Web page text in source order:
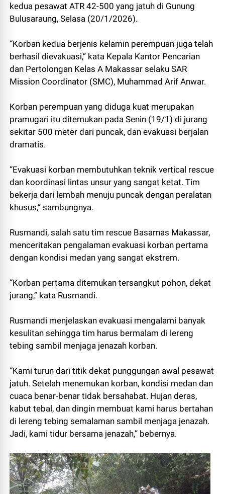
kedua pesawat ATR 42-500 yang jatuh di Gunung
Bulusaraung, Selasa (20/1/2026).
“Korban kedua berjenis kelamin perempuan juga telah
berhasil dievakuasi,” kata Kepala Kantor Pencarian
dan Pertolongan Kelas A Makassar selaku SAR
Mission Coordinator (SMC), Muhammad Arif Anwar.
Korban perempuan yang diduga kuat merupakan
pramugari itu ditemukan pada Senin (19/1) di jurang
sekitar 500 meter dari puncak, dan evakuasi berjalan
dramatis.
“Evakuasi korban membutuhkan teknik vertical rescue
dan koordinasi lintas unsur yang sangat ketat. Tim
bekerja dari lembah menuju puncak dengan peralatan
khusus,” sambungnya.
Rusmandi, salah satu tim rescue Basarnas Makassar,
menceritakan pengalaman evakuasi korban pertama
dengan kondisi medan yang sangat ekstrem.
“Korban pertama ditemukan tersangkut pohon, dekat
jurang,” kata Rusmandi.
Rusmandi menjelaskan evakuasi mengalami banyak
kesulitan sehingga tim harus bermalam di lereng
tebing sambil menjaga jenazah korban.
“Kami turun dari titik dekat punggungan awal pesawat
jatuh. Setelah menemukan korban, kondisi medan dan
cuaca benar-benar tidak bersahabat. Hujan deras,
kabut tebal, dan dingin membuat kami harus bertahan
di lereng tebing semalaman sambil menjaga jenazah.
Jadi, kami tidur bersama jenazah,” bebernya.